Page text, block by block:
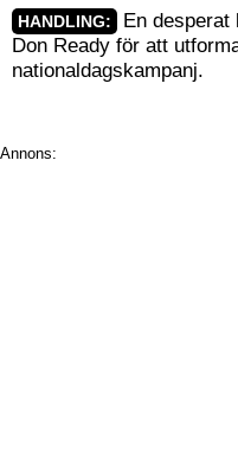
HANDLING:
En
Don Ready för att
nationaldagskampanj.
Annons: